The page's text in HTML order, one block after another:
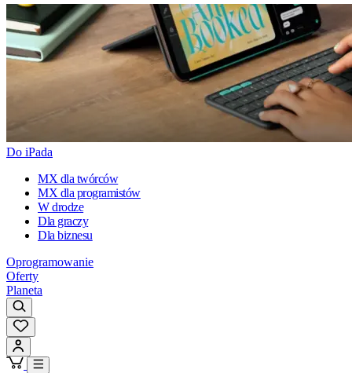
Do iPada
MX dla twórców
MX dla programistów
W drodze
Dla graczy
Dla biznesu
Oprogramowanie
Oferty
Planeta